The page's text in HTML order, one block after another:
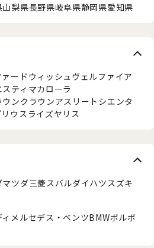
山梨県長野県岐阜県静岡県愛知県
ードウィッシュ ヴェルファイア
スティマカローラ
ウンクラウンアスリート シエンタ
ウス ライズヤリス
マツダ三菱スバルダイハツ スズキ
メルセデス・ベンツBMWボルボ